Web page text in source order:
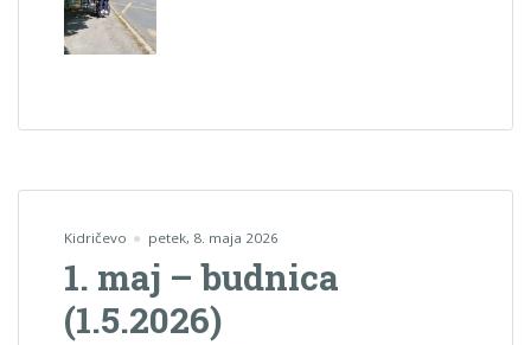
Kidričevo petek, 8. maja 2026
1. maj – budnica
(1.5.2026)